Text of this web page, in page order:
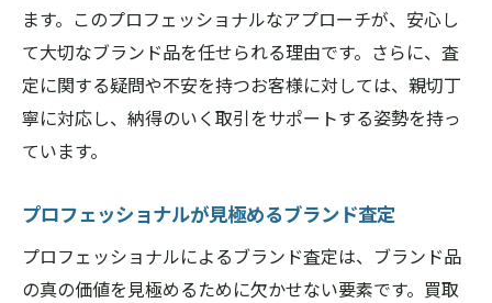
ます。このプロフェッショナルなアプローチが、安心し
て大切なブランド品を任せられる理由です。さらに、査
定に関する疑問や不安を持つお客様に対しては、親切丁
寧に対応し、納得のいく取引をサポートする姿勢を持っ
ています。
プロフェッショナルが見極めるブランド査定
プロフェッショナルによるブランド査定は、ブランド品
の真の価値を見極めるために欠かせない要素です。買取